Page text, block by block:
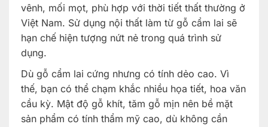
vênh, mối mọt, phù hợp với thời tiết thất thường ở
Việt Nam. Sử dụng nội thất làm từ gỗ cẩm lai sẽ
hạn chế hiện tượng nứt nẻ trong quá trình sử
dụng.
Dù gỗ cẩm lai cứng nhưng có tính dẻo cao. Vì
thế, bạn có thể chạm khắc nhiều họa tiết, hoa văn
cầu kỳ. Mật độ gỗ khít, tăm gỗ mịn nên bề mặt
sản phẩm có tính thẩm mỹ cao, dù không cần